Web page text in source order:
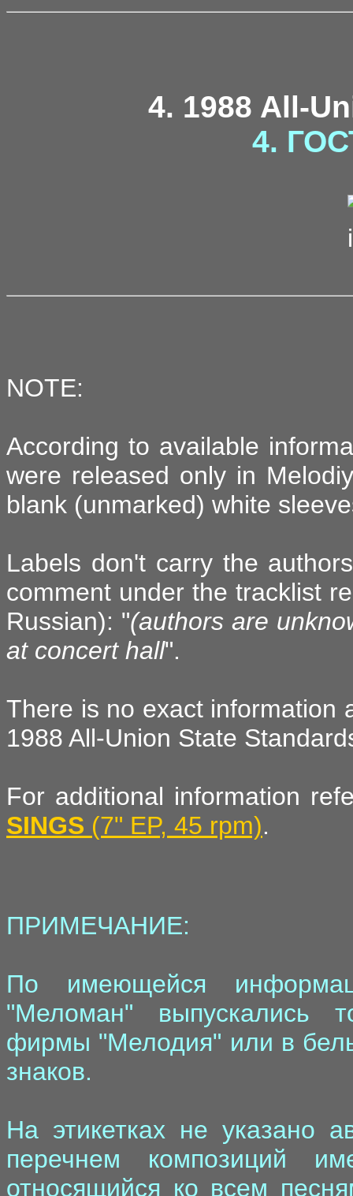
4. 1988 All-
4.
NOTE:
According to available
were released only in
blank (unmarked) white
Labels don't carry the
comment under the tracklist
Russian): "(authors are
at concert hall".
There is no exact information
1988 All-Union State
For additional information
SINGS (7" EP, 45 rpm).
ПРИМЕЧАНИЕ:
По имеющейся
"Меломан" выпускались
фирмы "Мелодия" или в
знаков.
На этикетках не указано
перечнем композиций
относящийся ко всем